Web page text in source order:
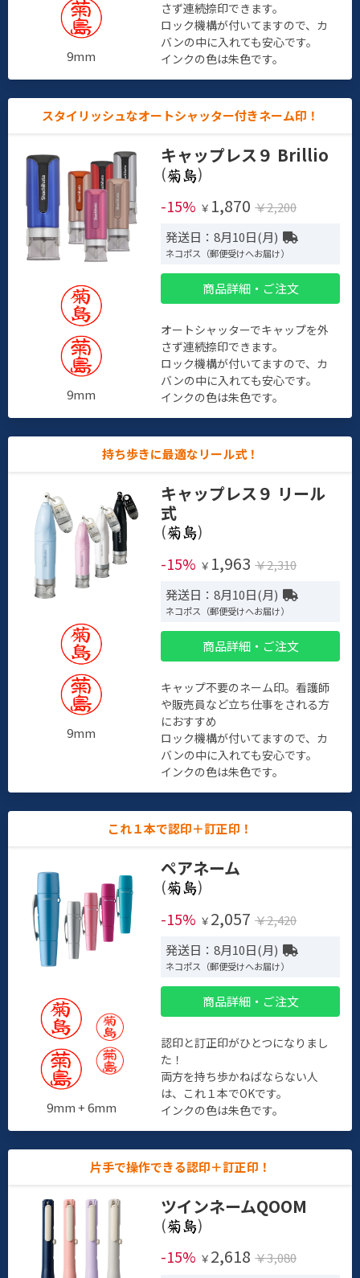
9mm
さず連続捺印できます。
ロック機構が付いてますので、カ
バンの中に入れても安心です。
インクの色は朱色です。
スタイリッシュなオートシャッター付きネーム印！
9mm
キャップレス９ Brillio
(
)
-15% ￥ 1,870 ￥2,200
発送日：8月10日(月)
ネコポス（郵便受けへお届け）
商品詳細・ご注文
オートシャッターでキャップを外
さず連続捺印できます。
ロック機構が付いてますので、カ
バンの中に入れても安心です。
インクの色は朱色です。
持ち歩きに最適なリール式！
9mm
キャップレス９ リール
式
(
)
-15% ￥ 1,963 ￥2,310
発送日：8月10日(月)
ネコポス（郵便受けへお届け）
商品詳細・ご注文
キャップ不要のネーム印。看護師
や販売員など立ち仕事をされる方
におすすめ
ロック機構が付いてますので、カ
バンの中に入れても安心です。
インクの色は朱色です。
これ１本で認印＋訂正印！
9mm + 6mm
ペアネーム
(
)
-15% ￥ 2,057 ￥2,420
発送日：8月10日(月)
ネコポス（郵便受けへお届け）
商品詳細・ご注文
認印と訂正印がひとつになりまし
た！
両方を持ち歩かねばならない人
は、これ１本でOKです。
インクの色は朱色です。
片手で操作できる認印＋訂正印！
ツインネームQOOM
(
)
-15% ￥ 2,618 ￥3,080